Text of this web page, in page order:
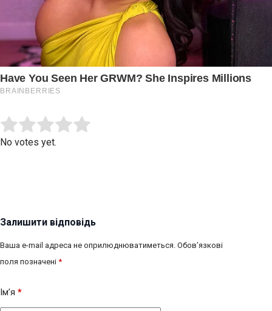
Rate this item:
No votes yet.
Залишити відповідь
Ваша e-mail адреса не оприлюднюватиметься. Обов’язкові
поля позначені *
Ім’я *